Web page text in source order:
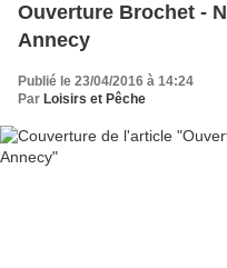
Ouverture Brochet -
Annecy
Publié le 23/04/2016 à 14:24
Par Loisirs et Pêche